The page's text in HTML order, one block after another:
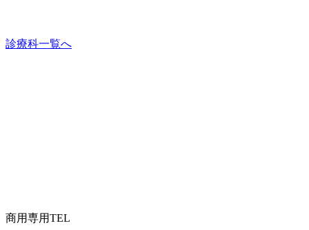
診療科一覧へ
商用専用TEL